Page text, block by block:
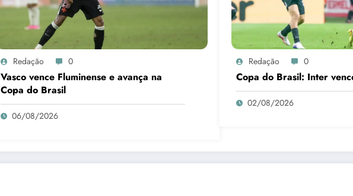
Redação 0
Vasco vence Fluminense e avança na
Copa do Brasil
06/08/2026
Redação 0
Copa do Brasil: Inter
02/08/2026